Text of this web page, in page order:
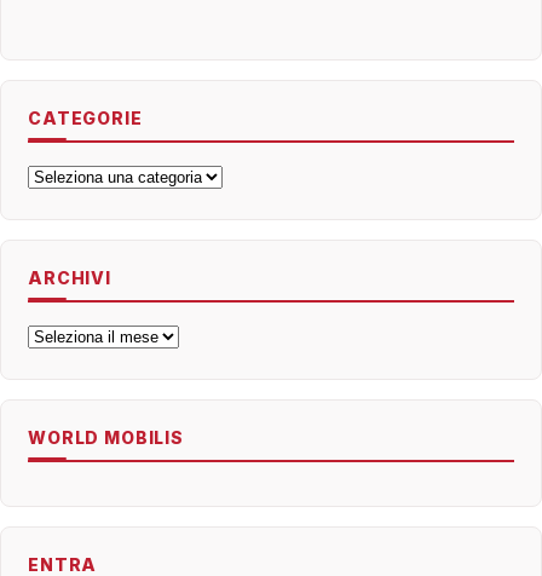
CATEGORIE
Categorie
ARCHIVI
Archivi
WORLD MOBILIS
ENTRA